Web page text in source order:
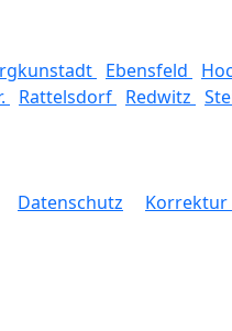
Ebensfeld
Rattelsdorf Redwitz
Datenschutz Korrektur